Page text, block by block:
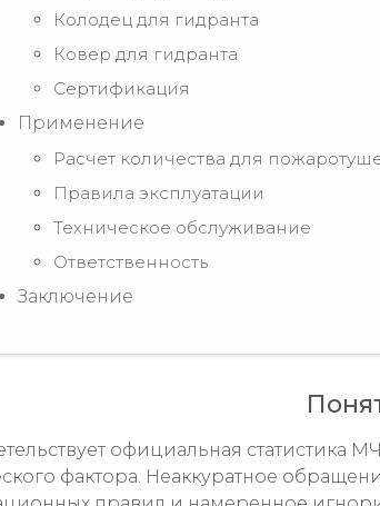
Колодец для гидранта
Ковер для гидранта
Сертификация
Применение
Расчет количества для
Правила эксплуатации
Техническое обслуживание
Ответственность
Заключение
официальная статистика
фактора. Неаккуратное